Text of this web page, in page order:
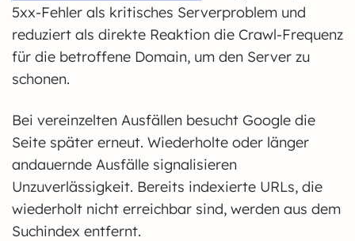
5xx-Fehler als kritisches Serverproblem und
reduziert als direkte Reaktion die Crawl-Frequenz
für die betroffene Domain, um den Server zu
schonen.
Bei vereinzelten Ausfällen besucht Google die
Seite später erneut. Wiederholte oder länger
andauernde Ausfälle signalisieren
Unzuverlässigkeit. Bereits indexierte URLs, die
wiederholt nicht erreichbar sind, werden aus dem
Suchindex entfernt.